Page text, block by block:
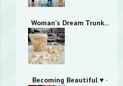
Woman's Dream Trunk...
Becoming Beautiful ♥ ·